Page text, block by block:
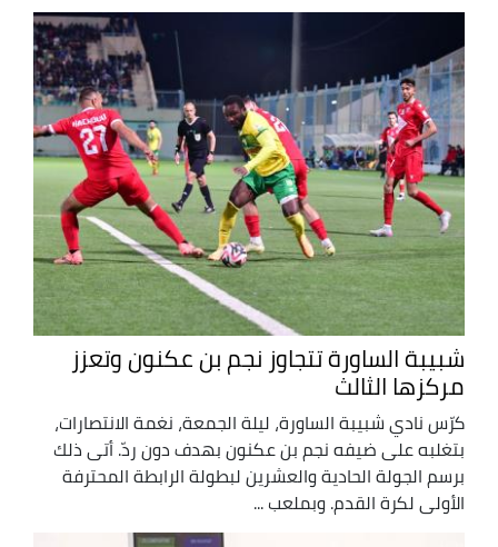
شبيبة الساورة تتجاوز نجم بن عكنون وتعزز
مركزها الثالث
كرّس نادي شبيبة الساورة، ليلة الجمعة، نغمة الانتصارات،
بتغلبه على ضيفه نجم بن عكنون بهدف دون ردّ. أتى ذلك
برسم الجولة الحادية والعشرين لبطولة الرابطة المحترفة
الأولى لكرة القدم. وبملعب ...